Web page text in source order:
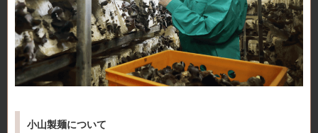
小山製麺について